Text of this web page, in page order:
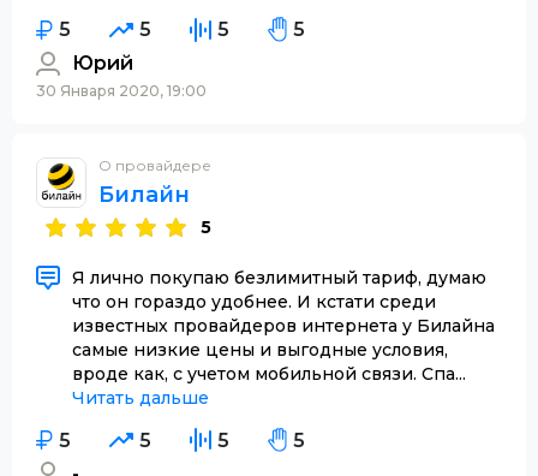
5 5 5
5
Юрий
30 Января 2020, 19:00
О провайдере
Билайн
5
Я лично покупаю безлимитный тариф, думаю
что он гораздо удобнее. И кстати среди
известных провайдеров интернета у Билайна
самые низкие цены и выгодные условия,
вроде как, с учетом мобильной связи. Спа...
Читать дальше
5 5 5
5